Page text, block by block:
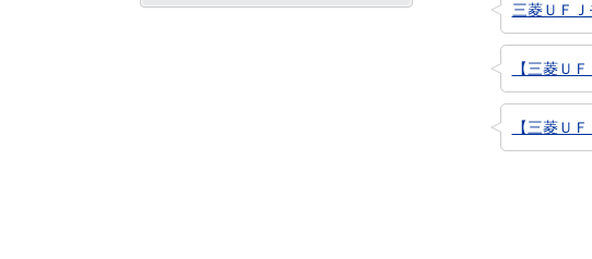
三菱ＵＦ
【三菱Ｕ
【三菱Ｕ